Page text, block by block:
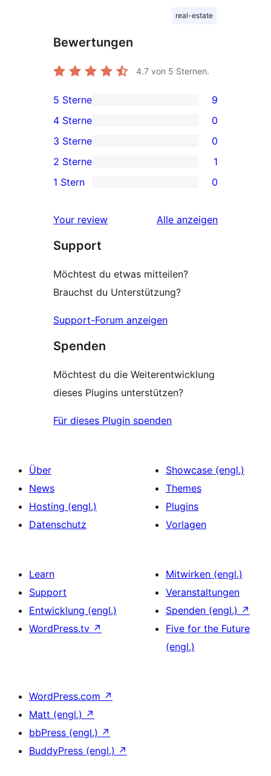
real-estate
Bewertungen
4.7 von 5 Sternen.
9 5-
Sterne-
Rezensionen
5 Sterne 9
0 4-
Sterne-
Rezensionen
4 Sterne 0
0 3-
Sterne-
Rezensionen
3 Sterne 0
1 2-
Sterne-
2 Sterne 1
0 1-
Rezensionen
1 Stern 0
Your review Alle Rezensionen
anzeigen
Support
Möchtest du etwas mitteilen?
Brauchst du Unterstützung?
Support-Forum anzeigen
Spenden
Möchtest du die Weiterentwicklung
dieses Plugins unterstützen?
Für dieses Plugin spenden
Über
News
Hosting (engl.)
Datenschutz
Showcase (engl.)
Themes
Plugins
Vorlagen
Learn
Support
Entwicklung (engl.)
WordPress.tv ↗
Mitwirken (engl.)
Veranstaltungen
Spenden (engl.) ↗
Five for the Future
(engl.)
WordPress.com ↗
Matt (engl.) ↗
bbPress (engl.) ↗
BuddyPress (engl.) ↗